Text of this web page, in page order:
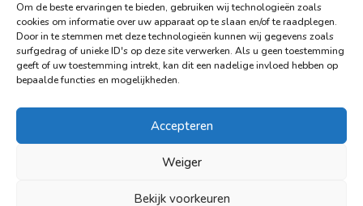
Om de beste ervaringen te bieden, gebruiken wij technologieën zoals
cookies om informatie over uw apparaat op te slaan en/of te raadplegen.
Door in te stemmen met deze technologieën kunnen wij gegevens zoals
surfgedrag of unieke ID's op deze site verwerken. Als u geen toestemming
geeft of uw toestemming intrekt, kan dit een nadelige invloed hebben op
bepaalde functies en mogelijkheden.
Accepteren
Weiger
Bekijk voorkeuren
Ontwerp: Ronald Wigman
Webdesign & Ontwikkeling:Artvaark Design
Privacy Policy